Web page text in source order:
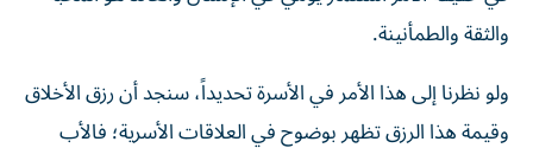
والثقة والطمأنينة.
ولو نظرنا إلى هذا الأمر في الأسرة تحديداً، سنجد أن رزق الأخلاق
وقيمة هذا الرزق تظهر بوضوح في العلاقات الأسرية؛ فالأب